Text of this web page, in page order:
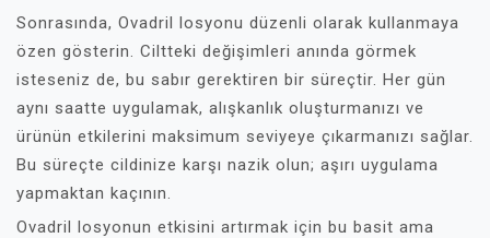
Sonrasında, Ovadril losyonu düzenli olarak kullanmaya
özen gösterin. Ciltteki değişimleri anında görmek
isteseniz de, bu sabır gerektiren bir süreçtir. Her gün
aynı saatte uygulamak, alışkanlık oluşturmanızı ve
ürünün etkilerini maksimum seviyeye çıkarmanızı sağlar.
Bu süreçte cildinize karşı nazik olun; aşırı uygulama
yapmaktan kaçının.
Ovadril losyonun etkisini artırmak için bu basit ama